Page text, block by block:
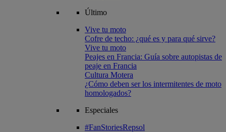
Último
Vive tu moto
Cofre de techo: ¿qué es y para qué sirve?
Vive tu moto
Peajes en Francia: Guía sobre autopistas de
peaje en Francia
Cultura Motera
¿Cómo deben ser los intermitentes de moto
homologados?
Especiales
#FanStoriesRepsol